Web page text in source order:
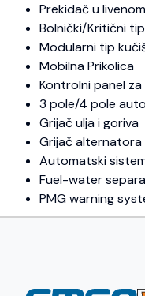
Prekidač u
Bolnički/Kritični
Modularni tip
Mobilna Prikolica
Kontrolni panel
3 pole/4 pole
Grijač ulja i goriva
Grijač alternatora
Automatski
Fuel-water
PMG warning